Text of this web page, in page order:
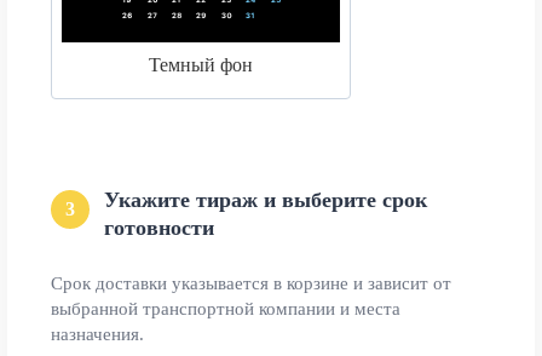
Темный фон
3
Укажите тираж и выберите срок
готовности
Срок доставки указывается в корзине и зависит от
выбранной транспортной компании и места
назначения.